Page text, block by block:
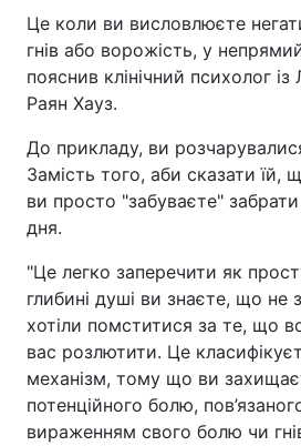
Це коли ви висловлюєте
гнів або ворожість, у
пояснив клінічний психолог
Раян Хауз.
До прикладу, ви
Замість того, аби сказати їй,
ви просто "забуваєте" забрати
дня.
"Це легко заперечити як
глибині душі ви знаєте, що не
хотіли помститися за те, що
вас розлютити. Це
механізм, тому що ви
потенційного болю,
вираженням свого болю чи